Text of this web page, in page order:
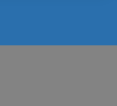
chambres ainsi qu'une